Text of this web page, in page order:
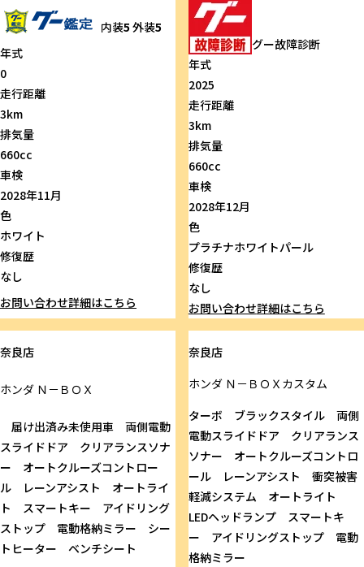
内装5 外装5
年式
0
走行距離
3km
排気量
660cc
車検
2028年11月
色
ホワイト
修復歴
なし
お問い合わせ詳細はこちら
グー故障診断
年式
2025
走行距離
3km
排気量
660cc
車検
2028年12月
色
プラチナホワイトパール
修復歴
なし
お問い合わせ詳細はこちら
奈良店
ホンダ Ｎ－ＢＯＸ
届け出済み未使用車 両側電動
スライドドア クリアランスソナ
ー オートクルーズコントロー
ル レーンアシスト オートライ
ト スマートキー アイドリング
ストップ 電動格納ミラー シー
トヒーター ベンチシート
奈良店
ホンダＮ－ＢＯＸカスタム
ターボ ブラックスタイル 両側
電動スライドドア クリアランス
ソナー オートクルーズコントロ
ール レーンアシスト 衝突被害
軽減システム オートライト
LEDヘッドランプ スマートキ
ー アイドリングストップ 電動
格納ミラー